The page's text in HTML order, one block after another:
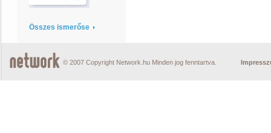
Összes ismerőse
© 2007 Copyright Network.hu Minden jog fenntartva.